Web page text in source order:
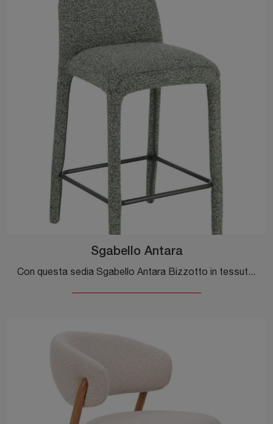
Sgabello Antara
Con questa sedia Sgabello Antara Bizzotto in tessuto, una tra le nostre sedute sgabelli design, potrai valorizzare i tuoi spazi.